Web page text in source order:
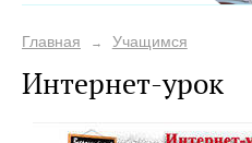
Главная → Учащимся
Интернет-урок